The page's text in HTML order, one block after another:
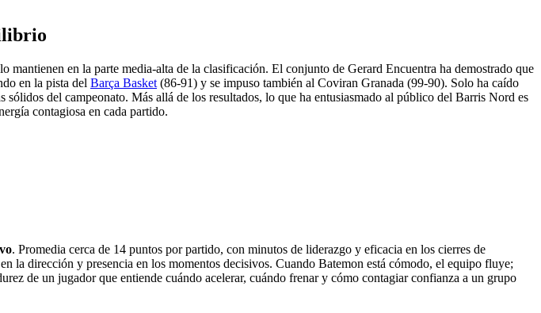
mantienen en la parte media-alta de la clasificación. El conjunto de Gerard Encuentra ha demostrado que
en la pista del Barça Basket (86-91) y se impuso también al Coviran Granada (99-90). Solo ha caído
del campeonato. Más allá de los resultados, lo que ha entusiasmado al público del Barris Nord es
contagiosa en cada partido.
. Promedia cerca de 14 puntos por partido, con minutos de liderazgo y eficacia en los cierres de
la dirección y presencia en los momentos decisivos. Cuando Batemon está cómodo, el equipo fluye;
de un jugador que entiende cuándo acelerar, cuándo frenar y cómo contagiar confianza a un grupo